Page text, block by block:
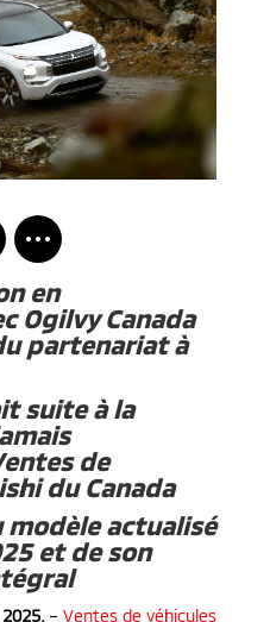
en
Ogilvy Canada
partenariat à
suite à la
de
du Canada
actualisé
et de son
2025.– Ventes de véhicules